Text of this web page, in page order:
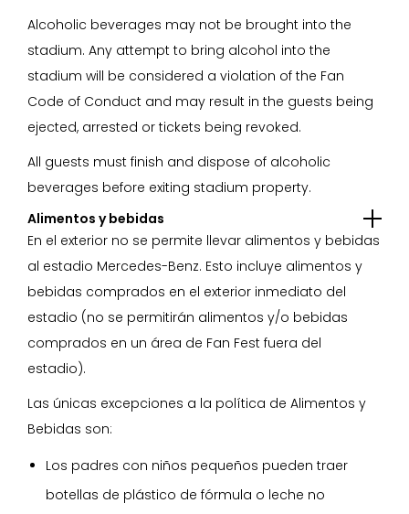
Alcoholic beverages may not be brought into the
stadium. Any attempt to bring alcohol into the
stadium will be considered a violation of the Fan
Code of Conduct and may result in the guests being
ejected, arrested or tickets being revoked.
All guests must finish and dispose of alcoholic
beverages before exiting stadium property.
Alimentos y bebidas
En el exterior no se permite llevar alimentos y bebidas
al estadio Mercedes-Benz. Esto incluye alimentos y
bebidas comprados en el exterior inmediato del
estadio (no se permitirán alimentos y/o bebidas
comprados en un área de Fan Fest fuera del
estadio).
Las únicas excepciones a la política de Alimentos y
Bebidas son:
Los padres con niños pequeños pueden traer
botellas de plástico de fórmula o leche no